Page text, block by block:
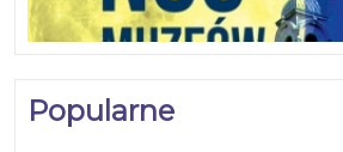
Popularne
imprezy,goście mieliby
Koniecznym elementem byłoby